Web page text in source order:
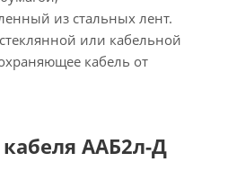
из стальных лент.
или кабельной
кабель от
ААБ2л-Д